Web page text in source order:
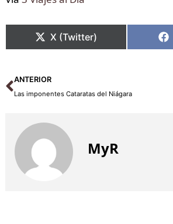
X (Twitter)
Ant
ANTERIOR
Las imponentes Cataratas del Niágara
MyR